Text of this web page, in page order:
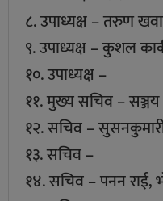
८. उपाध्यक्ष – तरुण
९. उपाध्यक्ष – कुशल
१०. उपाध्यक्ष –
११. मुख्य सचिव –
१२. सचिव –
१३. सचिव –
१४. सचिव – पनन राई,